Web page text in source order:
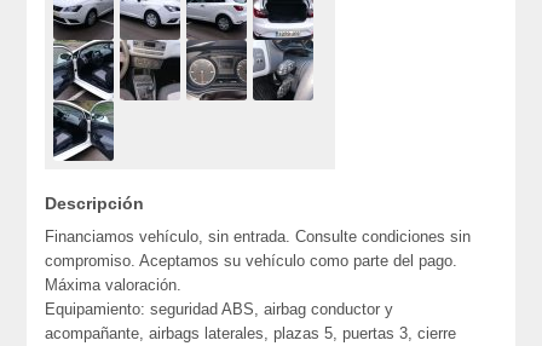
Descripción
Financiamos vehículo, sin entrada. Consulte condiciones sin
compromiso. Aceptamos su vehículo como parte del pago.
Máxima valoración.
Equipamiento: seguridad ABS, airbag conductor y
acompañante, airbags laterales, plazas 5, puertas 3, cierre